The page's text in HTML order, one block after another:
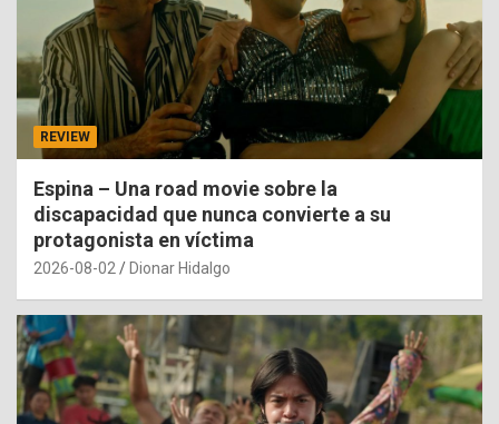
REVIEW
Espina – Una road movie sobre la
discapacidad que nunca convierte a su
protagonista en víctima
2026-08-02 Dionar Hidalgo